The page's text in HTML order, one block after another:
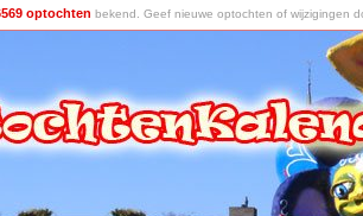
optochten bekend. Geef nieuwe optochten of wijzigingen